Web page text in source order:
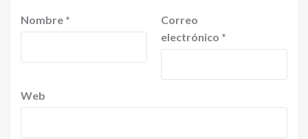
Nombre *
Correo
electrónico *
Web